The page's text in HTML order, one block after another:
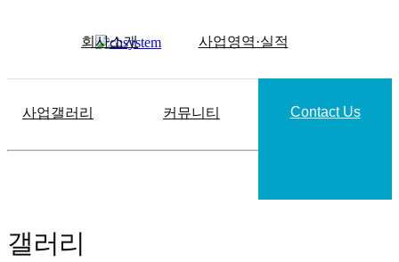
회사소개 사업영역·실적
사업갤러리 커뮤니티 Contact Us
갤러리